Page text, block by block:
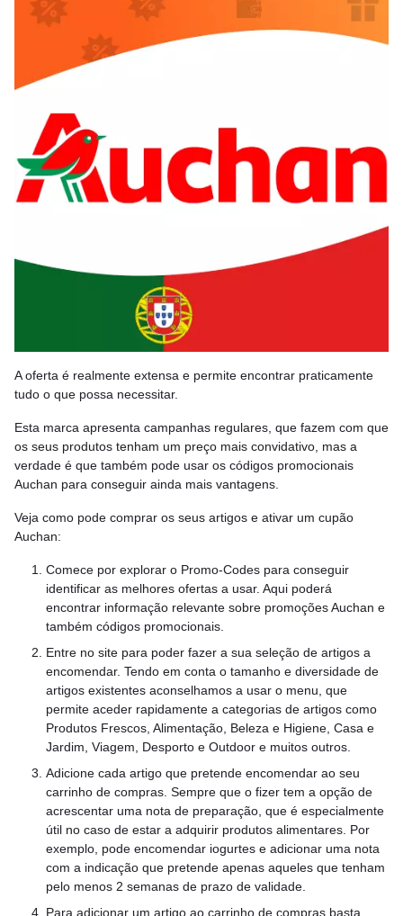
A oferta é realmente extensa e permite encontrar praticamente
tudo o que possa necessitar.
Esta marca apresenta campanhas regulares, que fazem com que
os seus produtos tenham um preço mais convidativo, mas a
verdade é que também pode usar os códigos promocionais
Auchan para conseguir ainda mais vantagens.
Veja como pode comprar os seus artigos e ativar um cupão
Auchan:
Comece por explorar o Promo-Codes para conseguir
identificar as melhores ofertas a usar. Aqui poderá
encontrar informação relevante sobre promoções Auchan e
também códigos promocionais.
Entre no site para poder fazer a sua seleção de artigos a
encomendar. Tendo em conta o tamanho e diversidade de
artigos existentes aconselhamos a usar o menu, que
permite aceder rapidamente a categorias de artigos como
Produtos Frescos, Alimentação, Beleza e Higiene, Casa e
Jardim, Viagem, Desporto e Outdoor e muitos outros.
Adicione cada artigo que pretende encomendar ao seu
carrinho de compras. Sempre que o fizer tem a opção de
acrescentar uma nota de preparação, que é especialmente
útil no caso de estar a adquirir produtos alimentares. Por
exemplo, pode encomendar iogurtes e adicionar uma nota
com a indicação que pretende apenas aqueles que tenham
pelo menos 2 semanas de prazo de validade.
Para adicionar um artigo ao carrinho de compras basta